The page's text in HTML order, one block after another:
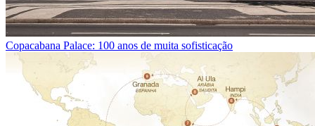
Copacabana Palace: 100 anos de muita sofisticação